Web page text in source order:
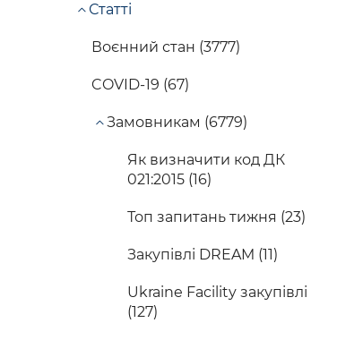
Статті
Воєнний стан (3777)
COVID-19 (67)
Замовникам (6779)
Як визначити код ДК
021:2015 (16)
Топ запитань тижня (23)
Закупівлі DREAM (11)
Ukraine Facility закупівлі
(127)